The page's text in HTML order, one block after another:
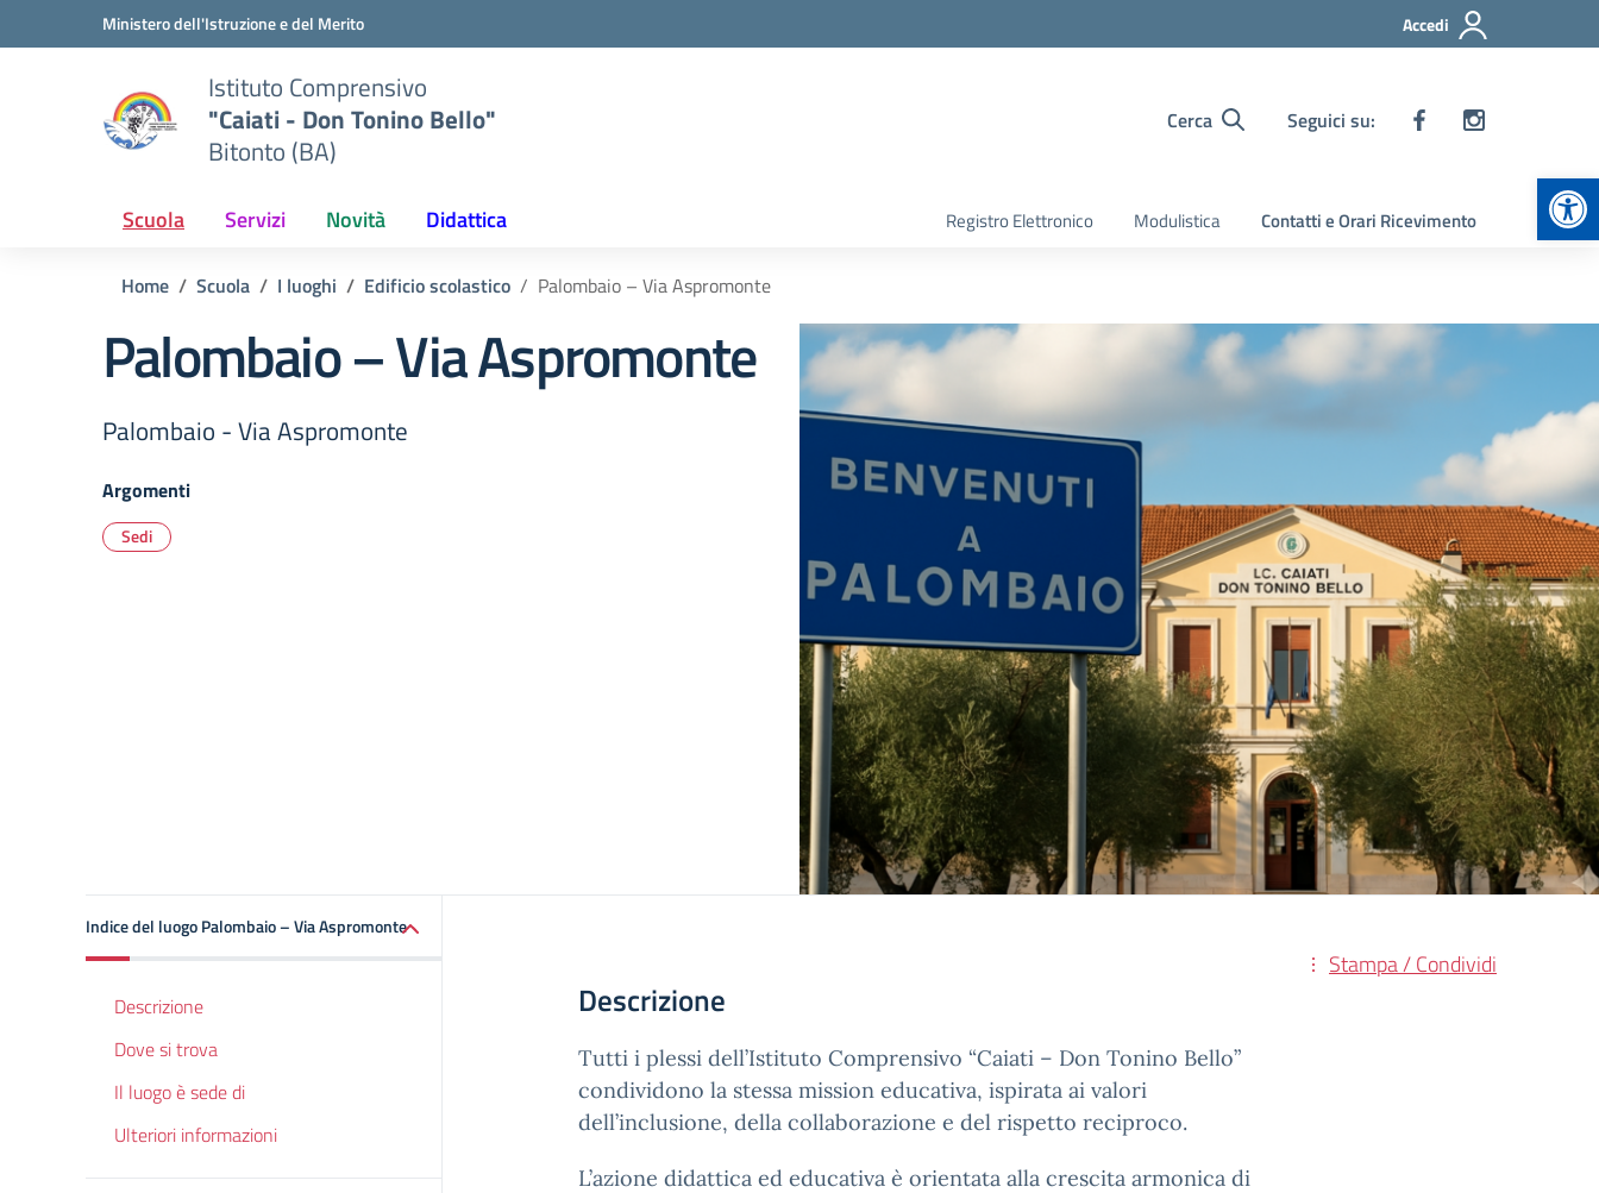
Vai ai contenuti
Vai al menu di navigazioneMinistero dell'Istruzione e del Merito Accedi
Istituto Comprensivo
"Caiati - Don Tonino Bello"
Bitonto (BA)
Cerca Seguici su:
Scuola Servizi Novità Didattica Registro Elettronico Modulistica Contatti e Orari Ricevimento
Home Scuola I luoghi Edificio scolastico Palombaio – Via Aspromonte
Palombaio – Via Aspromonte
Palombaio - Via Aspromonte
Argomenti
Sedi
Indice del luogo Palombaio – Via Aspromonte
Descrizione
Dove si trova
Il luogo è sede di
Ulteriori informazioni
Stampa / Condividi
Descrizione
Tutti i plessi dell’Istituto Comprensivo “Caiati – Don Tonino Bello”
condividono la stessa mission educativa, ispirata ai valori
dell’inclusione, della collaborazione e del rispetto reciproco.
L’azione didattica ed educativa è orientata alla crescita armonica di